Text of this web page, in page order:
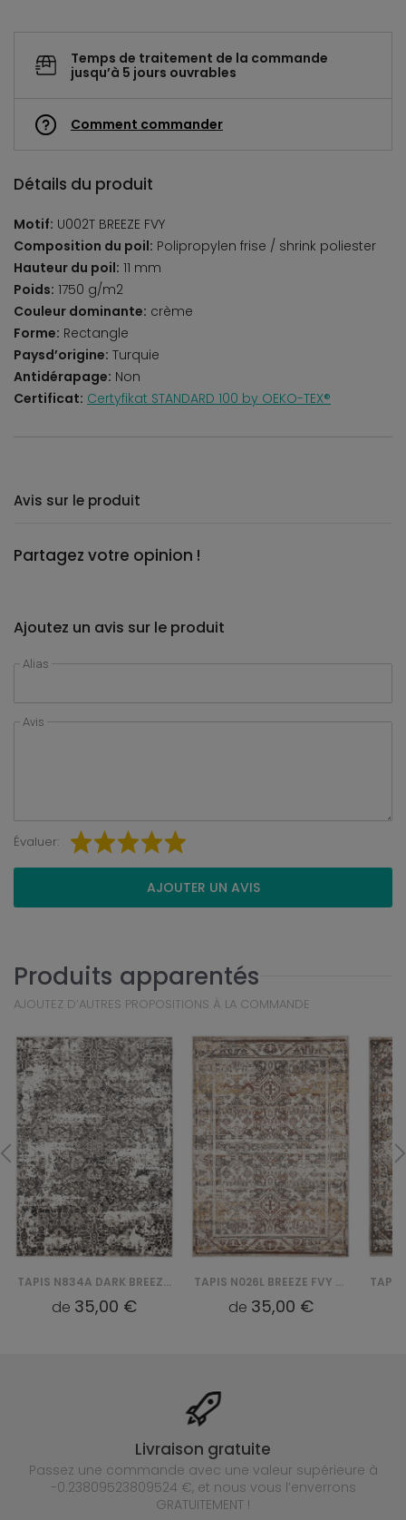
Temps de traitement de la commande
jusqu’à 5 jours ouvrables
Comment commander
Détails du produit
Motif: U002T BREEZE FVY
Composition du poil: Polipropylen frise / shrink poliester
Hauteur du poil: 11 mm
Poids: 1750 g/m2
Couleur dominante: crème
Forme: Rectangle
Paysd’origine: Turquie
Antidérapage: Non
Certificat: Certyfikat STANDARD 100 by OEKO-TEX®
Avis sur le produit
Partagez votre opinion !
Ajoutez un avis sur le produit
Alias
Avis
Évaluer:
AJOUTER UN AVIS
Produits apparentés
AJOUTEZ D’AUTRES PROPOSITIONS À LA COMMANDE
TAPIS N834A DARK BREEZE FVI - SZARY
de 35,00 €
TAPIS N026L BREEZE FVY - KREMOWY
de 35,00 €
Livraison gratuite
Passez une commande avec une valeur supérieure à
-0.23809523809524 €, et nous vous l’enverrons
GRATUITEMENT !